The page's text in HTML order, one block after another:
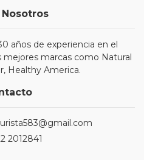
años de experiencia en el
mejores marcas como Natural
Healthy America.
2012841